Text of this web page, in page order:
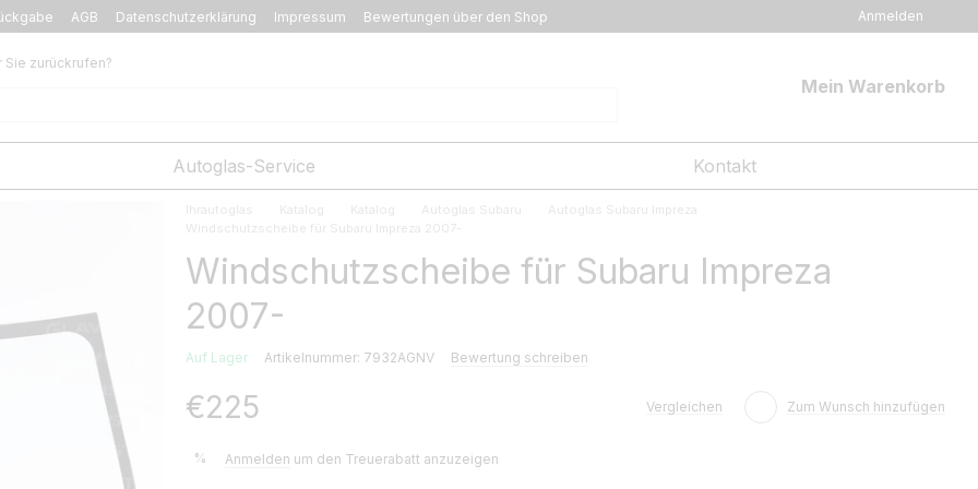
AGB Datenschutzerklärung Impressum Bewertungen über den Shop Anmelden
Sie zurückrufen?
Mein Warenkorb
Autoglas-Service Kontakt
Ihrautoglas Katalog Katalog Autoglas Subaru
Autoglas Subaru Impreza
Windschutzscheibe für Subaru Impreza 2007-
Windschutzscheibe für Subaru Impreza
2007-
Auf Lager Artikelnummer: 7932AGNV Bewertung schreiben
€225 Vergleichen Zum Wunsch hinzufügen
% Anmelden um den Treuerabatt anzuzeigen